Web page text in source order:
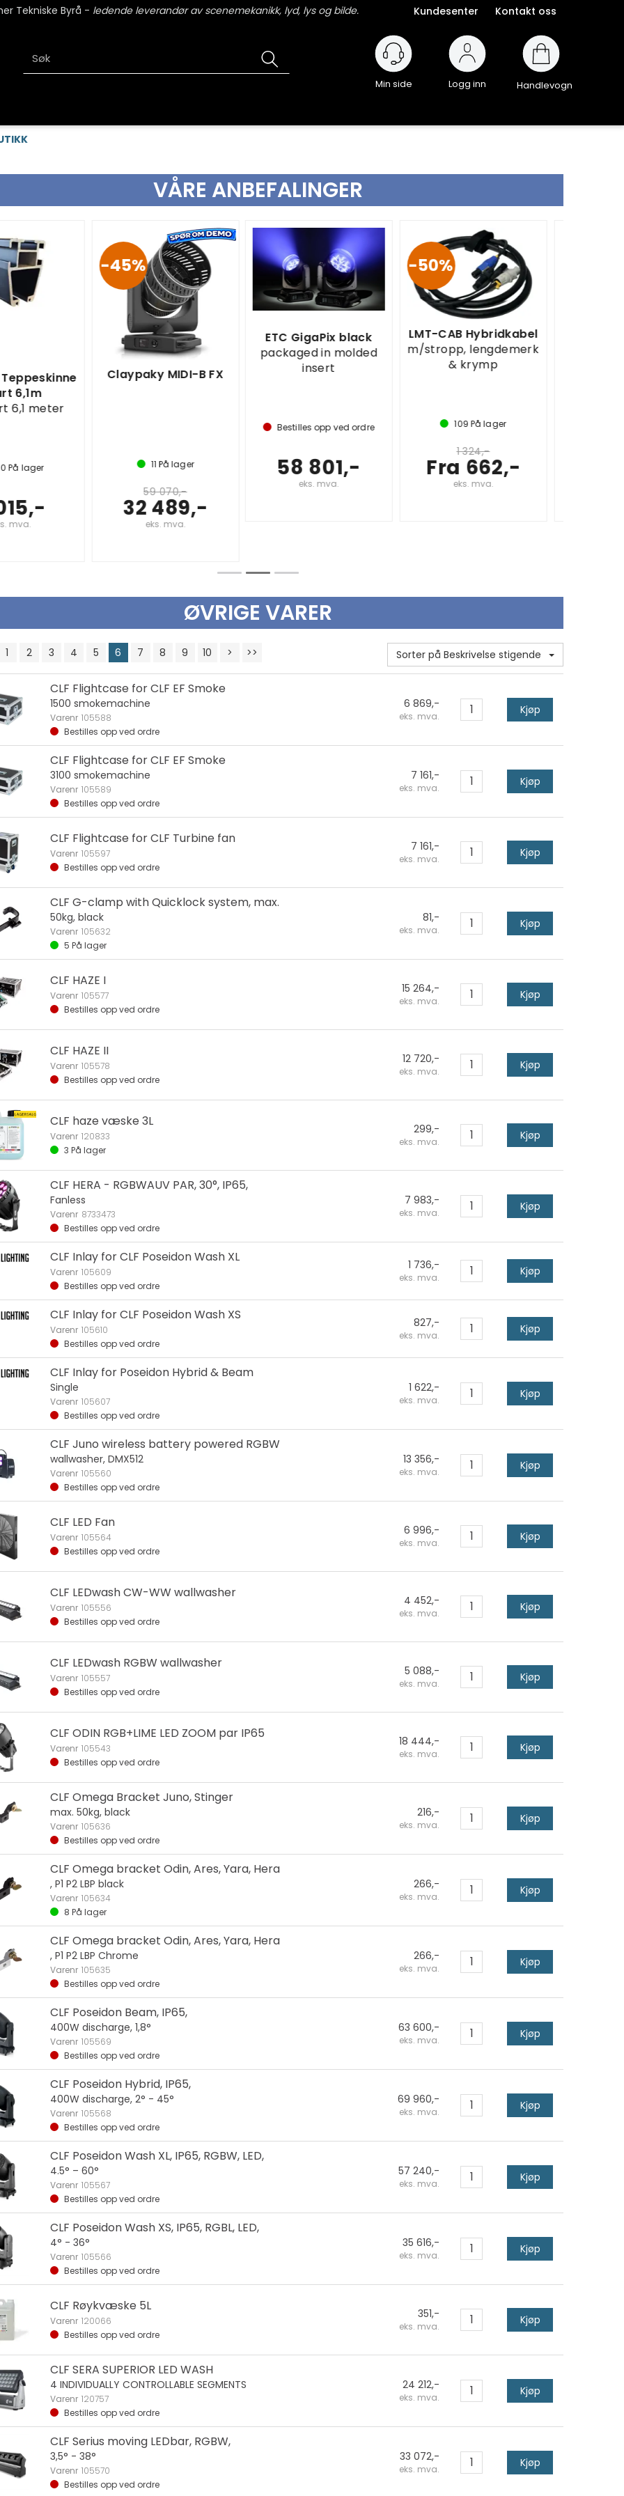
Tekniske Byrå - ledende leverandør av scenemekanikk, lyd, lys og bilde. Kundesenter Kontakt oss
Logg inn Handlevogn
VÅRE ANBEFALINGER
45%
Claypaky MIDI-B FX
32 489,-
ETC GigaPix black
packaged in molded
insert
Bestilles opp ved ordre
58 801,-
50%
LMT-CAB Hybridkabel
m/stropp, lengdemerk
109På lager
Fra 662,-
Martin Audio CDD-
LIVE12 Speaker Black
Coaxial Diff Dispersion
41 308,-
ØVRIGE VARER
Sorter på Beskrivelse stigende
1 2 3 4 5 6 7 8 9 10 > >>
CLF Flightcase for CLF EF Smoke
1500 smokemachine
Varenr 105588
Bestilles opp ved ordre
6 869,-
eks. mva. Kjøp
CLF Flightcase for CLF EF Smoke
3100 smokemachine
Varenr 105589
Bestilles opp ved ordre
7 161,-
eks. mva. Kjøp
CLF Flightcase for CLF Turbine fan
Varenr 105597
Bestilles opp ved ordre
7 161,-
eks. mva. Kjøp
CLF G-clamp with Quicklock system, max.
50kg, black
Varenr 105632
5 På lager
81,-
eks. mva. Kjøp
CLF HAZE I
Varenr 105577
Bestilles opp ved ordre
15 264,-
eks. mva. Kjøp
CLF HAZE II
Varenr 105578
Bestilles opp ved ordre
12 720,-
eks. mva. Kjøp
CLF haze væske 3L
Varenr 120833
3 På lager
299,-
eks. mva. Kjøp
CLF HERA - RGBWAUV PAR, 30°, IP65,
Fanless
Varenr 8733473
Bestilles opp ved ordre
7 983,-
eks. mva. Kjøp
CLF Inlay for CLF Poseidon Wash XL
Varenr 105609
Bestilles opp ved ordre
1 736,-
eks. mva. Kjøp
CLF Inlay for CLF Poseidon Wash XS
Varenr 105610
Bestilles opp ved ordre
827,-
eks. mva. Kjøp
CLF Inlay for Poseidon Hybrid & Beam
Single
Varenr 105607
Bestilles opp ved ordre
1 622,-
eks. mva. Kjøp
CLF Juno wireless battery powered RGBW
wallwasher, DMX512
Varenr 105560
Bestilles opp ved ordre
13 356,-
eks. mva. Kjøp
CLF LED Fan
Varenr 105564
Bestilles opp ved ordre
6 996,-
eks. mva. Kjøp
CLF LEDwash CW-WW wallwasher
Varenr 105556
Bestilles opp ved ordre
4 452,-
eks. mva. Kjøp
CLF LEDwash RGBW wallwasher
Varenr 105557
Bestilles opp ved ordre
5 088,-
eks. mva. Kjøp
CLF ODIN RGB+LIME LED ZOOM par IP65
Varenr 105543
Bestilles opp ved ordre
18 444,-
eks. mva. Kjøp
CLF Omega Bracket Juno, Stinger
max. 50kg, black
Varenr 105636
Bestilles opp ved ordre
216,-
eks. mva. Kjøp
CLF Omega bracket Odin, Ares, Yara, Hera
, P1 P2 LBP black
Varenr 105634
8 På lager
266,-
eks. mva. Kjøp
CLF Omega bracket Odin, Ares, Yara, Hera
, P1 P2 LBP Chrome
Varenr 105635
Bestilles opp ved ordre
266,-
eks. mva. Kjøp
CLF Poseidon Beam, IP65,
400W discharge, 1,8°
Varenr 105569
Bestilles opp ved ordre
63 600,-
eks. mva. Kjøp
CLF Poseidon Hybrid, IP65,
400W discharge, 2° - 45°
Varenr 105568
Bestilles opp ved ordre
69 960,-
eks. mva. Kjøp
CLF Poseidon Wash XL, IP65, RGBW, LED,
4.5° – 60°
Varenr 105567
Bestilles opp ved ordre
57 240,-
eks. mva. Kjøp
CLF Poseidon Wash XS, IP65, RGBL, LED,
4° - 36°
Varenr 105566
Bestilles opp ved ordre
35 616,-
eks. mva. Kjøp
CLF Røykvæske 5L
Varenr 120066
Bestilles opp ved ordre
351,-
eks. mva. Kjøp
CLF SERA SUPERIOR LED WASH
4 INDIVIDUALLY CONTROLLABLE SEGMENTS
Varenr 120757
Bestilles opp ved ordre
24 212,-
eks. mva. Kjøp
CLF Serius moving LEDbar, RGBW,
3,5° - 38°
Varenr 105570
Bestilles opp ved ordre
33 072,-
eks. mva. Kjøp